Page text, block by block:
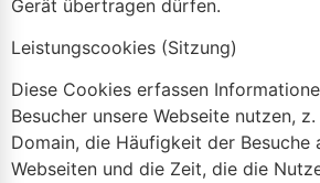
Gerät übertragen dürfen.
Leistungscookies (Sitzung)
Diese Cookies erfassen
Besucher unsere Webseite nutzen,
Domain, die Häufigkeit der Besuche
Webseiten und die Zeit, die die